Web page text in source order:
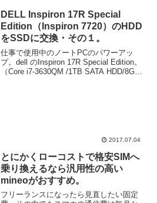
されます...
DELL Inspiron 17R Special
Edition（Inspiron 7720）のHDD
をSSDに交換・その１。
仕事で使用中のノートPCのパワーアッ
プ。dell のInspiron 17R Special Edition。
（Core i7-3630QM /1TB SATA HDD/8GB
2017.07.04
とにかくローコストで格安SIMへ
乗り換えるなら汎用性の高い
mineoがおすすめ。
フリーランスになったら見直したい固定